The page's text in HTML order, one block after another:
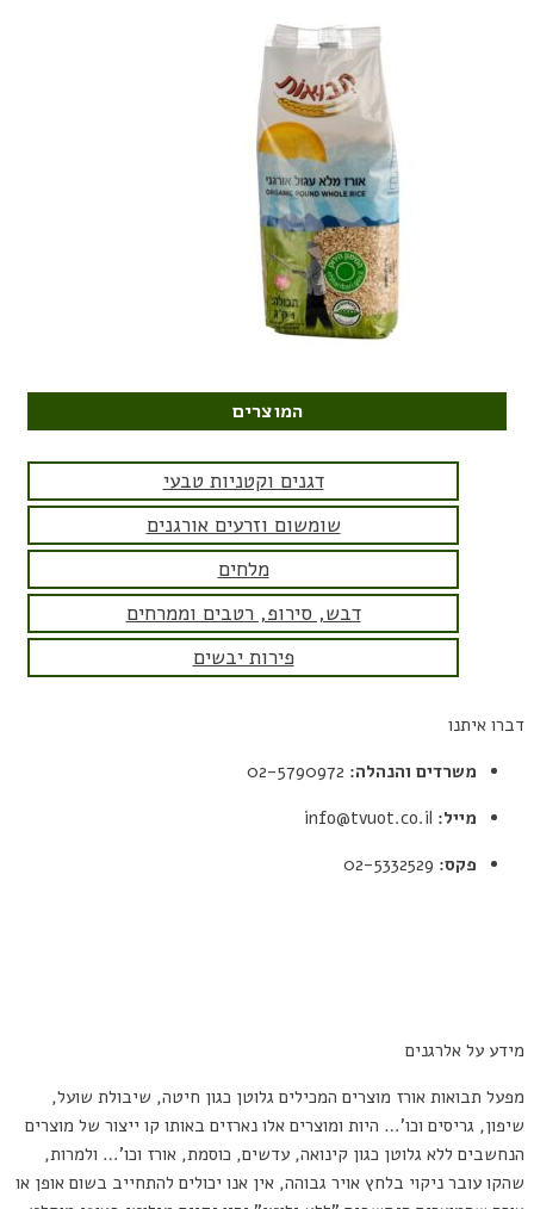
המוצרים
דגנים וקטניות טבעי
שומשום וזרעים אורגנים
מלחים
דבש, סירופ, רטבים וממרחים
פירות יבשים
דברו איתנו
משרדים והנהלה:
מייל:
פקס:
מידע על אלרגנים
מפעל תבואות אורז מוצרים המכילים גלוטן כגון חיטה, שיבולת שועל,
שיפון, גריסים וכו'… היות ומוצרים אלו נארזים באותו קו ייצור של מוצרים
הנחשבים ללא גלוטן כגון קינואה, עדשים, כוסמת, אורז וכו'… ולמרות,
שהקו עובר ניקוי בלחץ אויר גבוהה, אין אנו יכולים להתחייב בשום אופן או